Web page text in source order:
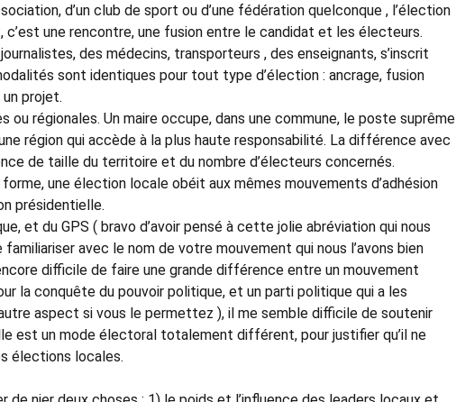
d’un club de sport ou d’une fédération quelconque , l’élection
c’est une rencontre, une fusion entre le candidat et les électeurs.
des médecins, transporteurs , des enseignants, s’inscrit
sont identiques pour tout type d’élection : ancrage, fusion
projet.
ou régionales. Un maire occupe, dans une commune, le poste suprême
région qui accède à la plus haute responsabilité. La différence avec
de taille du territoire et du nombre d’électeurs concernés.
une élection locale obéit aux mêmes mouvements d’adhésion
présidentielle.
et du GPS ( bravo d’avoir pensé à cette jolie abréviation qui nous
avec le nom de votre mouvement qui nous l’avons bien
difficile de faire une grande différence entre un mouvement
la conquête du pouvoir politique, et un parti politique qui a les
aspect si vous le permettez ), il me semble difficile de soutenir
est un mode électoral totalement différent, pour justifier qu’il ne
élections locales.